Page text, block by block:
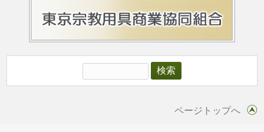
ページトップへ